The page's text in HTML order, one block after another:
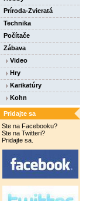
Príroda-Zvieratá
Technika
Počítače
Zábava
Video
Hry
Karikatúry
Kohn
Pridajte sa
Ste na Facebooku?
Ste na Twitteri?
Pridajte sa.